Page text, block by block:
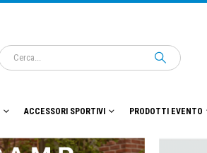
ACCESSORI SPORTIVI PRODOTTI EVENTO